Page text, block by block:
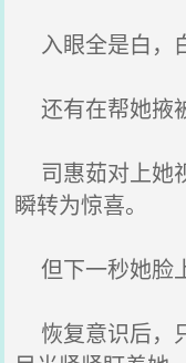
入眼全是白，
还有在帮她掖
司惠茹对上她
瞬转为惊喜。
但下一秒她脸
恢复意识后，